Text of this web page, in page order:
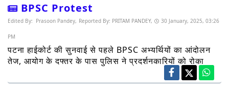
BPSC Protest
Edited By: Prasoon Pandey, Reported By: PRITAM PANDEY, 30 January, 2025, 03:26
PM
पटना हाईकोर्ट की सुनवाई से पहले BPSC अभ्यर्थियों का आंदोलन
तेज, आयोग के दफ्तर के पास पुलिस ने प्रदर्शनकारियों को रोका